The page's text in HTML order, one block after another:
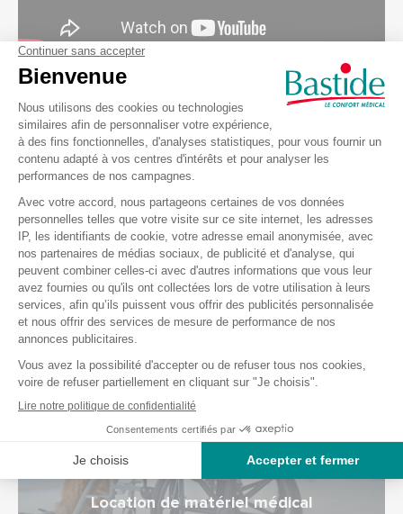
Les magasins Bastide Le Confort Médical
Pourquoi louer du matériel médical chez
Bastide Le Confort Médical ?
Location de matériel médical